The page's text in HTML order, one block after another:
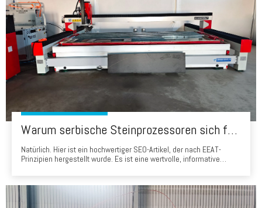
Warum serbische Steinprozessoren sich für Head Waterjets entscheiden: Eine Erfolgsgeschichte von 'Made in China'
Natürlich. Hier ist ein hochwertiger SEO-Artikel, der nach EEAT-
Prinzipien hergestellt wurde. Es ist eine wertvolle, informative
Head Water Jet demonstriert. Warum serbische Steinprozessoren